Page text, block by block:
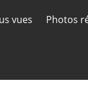
vues Photos